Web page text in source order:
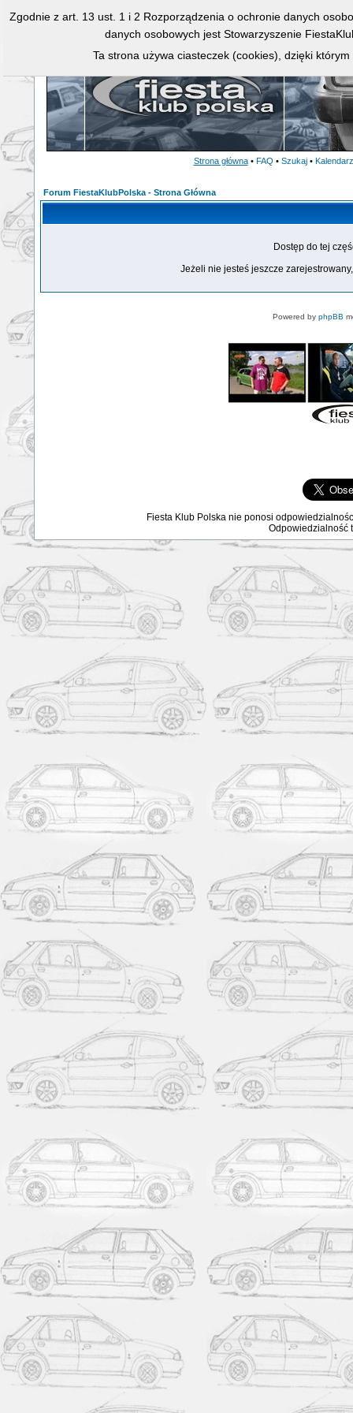
Strona główna • FAQ • Szukaj • Kalendarz
Forum FiestaKlubPolska - Strona Główna
Dostęp do tej
Jeżeli nie jesteś jeszcze
Powered by phpBB
Fiesta Klub Polska nie ponosi
Odpowiedzialność
Zgodnie z art. 13 ust. 1 i 2 Rozporządzenia o ochronie danych
danych osobowych jest Stowarzyszenie
Ta strona używa ciasteczek (cookies), dzięki